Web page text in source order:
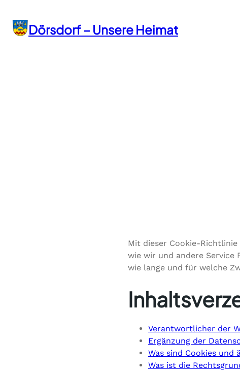
Inhalt
springenDörsdorf – Unsere Heimat
Mit dieser Cookie-
wie wir und andere Service
wie lange und für welche
Verantwortlicher der
Ergänzung der
Was sind Cookies und
Was ist die